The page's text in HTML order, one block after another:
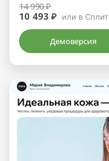
14 990 ₽
10 493 ₽ или в Сплит
Демоверсия